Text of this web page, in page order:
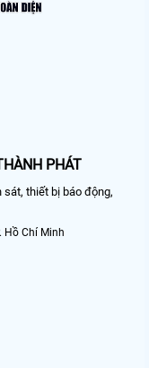
PHÁT
thiết bị báo động,
Hồ Chí Minh